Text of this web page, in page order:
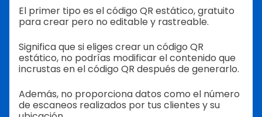
El primer tipo es el código QR estático, gratuito
para crear pero no editable y rastreable.
Significa que si eliges crear un código QR
estático, no podrías modificar el contenido que
incrustas en el código QR después de generarlo.
Además, no proporciona datos como el número
de escaneos realizados por tus clientes y su